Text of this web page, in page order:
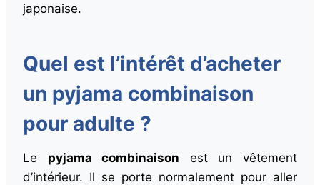
japonaise.
Quel est l’intérêt d’acheter
un pyjama combinaison
pour adulte ?
Le pyjama combinaison est un vêtement
d’intérieur. Il se porte normalement pour aller